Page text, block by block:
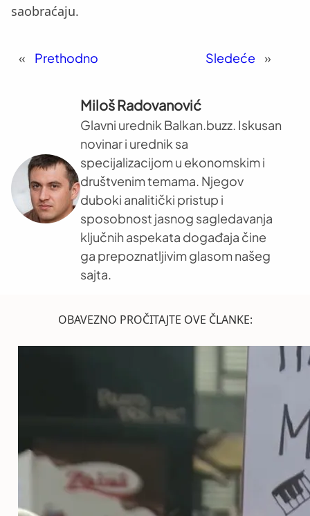
saobraćaju.
« Prethodno Sledeće »
Miloš Radovanović
Glavni urednik Balkan.buzz. Iskusan
novinar i urednik sa
specijalizacijom u ekonomskim i
društvenim temama. Njegov
duboki analitički pristup i
sposobnost jasnog sagledavanja
ključnih aspekata događaja čine
ga prepoznatljivim glasom našeg
sajta.
OBAVEZNO PROČITAJTE OVE ČLANKE: